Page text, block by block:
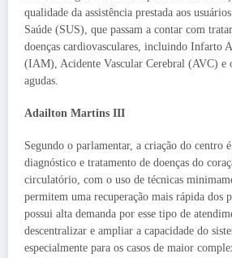
qualidade da assistência prestada aos
Saúde (SUS), que passam a contar com
doenças cardiovasculares, incluindo Infarto
(IAM), Acidente Vascular Cerebral (AVC) e
agudas.
Adailton Martins III
Segundo o parlamentar, a criação do centro
diagnóstico e tratamento de doenças do
circulatório, com o uso de técnicas
permitem uma recuperação mais rápida dos
possui alta demanda por esse tipo de
descentralizar e ampliar a capacidade do
especialmente para os casos de maior